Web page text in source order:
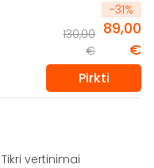
-31%
130,00
€
89,00
€
Pirkti
vertinimai